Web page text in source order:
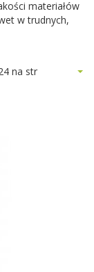
materiałów
w trudnych,
na str